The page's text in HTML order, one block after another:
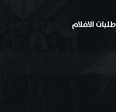
طلبات الافلام